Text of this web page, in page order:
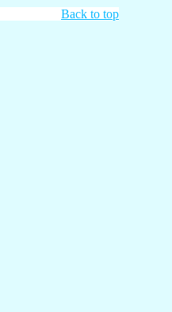
Back to top